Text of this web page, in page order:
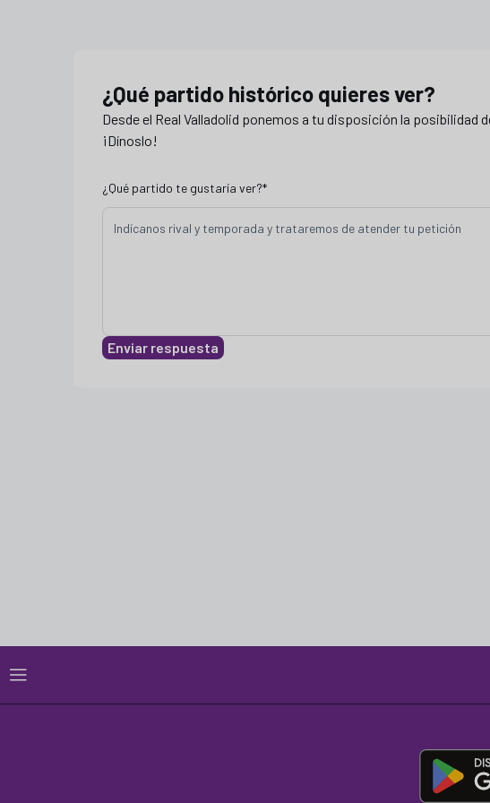
¿Qué partido histórico quieres ver?
Desde el Real Valladolid ponemos a tu disposición la
¡Dínoslo!
¿Qué partido te gustaría ver?*
Enviar respuesta